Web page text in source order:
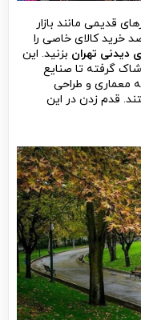
قدیمی مانند بازار
اگر قصد خرید کالای خاصی را
دیدنی تهران بزنید. این
گرفته تا صنایع
معماری و طراحی
قدم زدن در این